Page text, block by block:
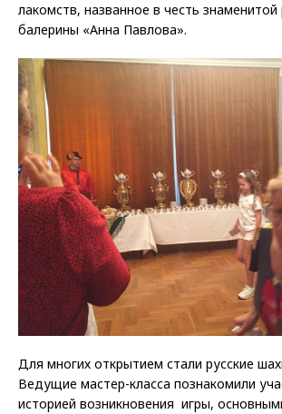
лакомств, названное в честь знаменитой
балерины «Анна Павлова».
Для многих открытием стали русские
Ведущие мастер-класса познакомили
историей возникновения игры,